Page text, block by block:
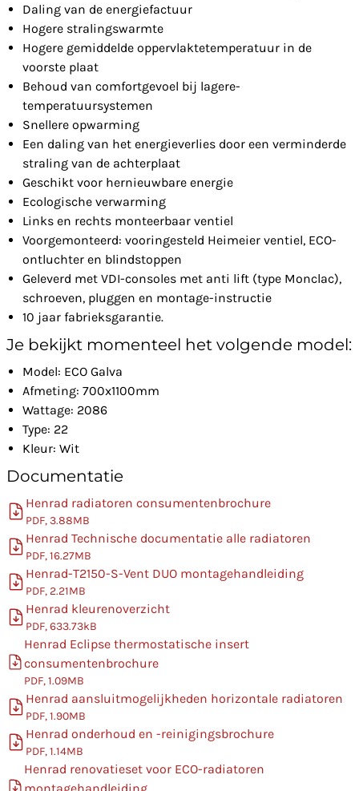
Daling van de energiefactuur
Hogere stralingswarmte
Hogere gemiddelde oppervlaktetemperatuur in de
voorste plaat
Behoud van comfortgevoel bij lagere-
temperatuursystemen
Snellere opwarming
Een daling van het energieverlies door een verminderde
straling van de achterplaat
Geschikt voor hernieuwbare energie
Ecologische verwarming
Links en rechts monteerbaar ventiel
Voorgemonteerd: vooringesteld Heimeier ventiel, ECO-
ontluchter en blindstoppen
Geleverd met VDI-consoles met anti lift (type Monclac),
schroeven, pluggen en montage-instructie
10 jaar fabrieksgarantie.
Je bekijkt momenteel het volgende model:
Model: ECO Galva
Afmeting: 700x1100mm
Wattage: 2086
Type: 22
Kleur: Wit
Documentatie
Henrad radiatoren consumentenbrochure
PDF, 3.88MB
Henrad Technische documentatie alle radiatoren
PDF, 16.27MB
Henrad-T2150-S-Vent DUO montagehandleiding
PDF, 2.21MB
Henrad kleurenoverzicht
PDF, 633.73kB
Henrad Eclipse thermostatische insert
consumentenbrochure
PDF, 1.09MB
Henrad aansluitmogelijkheden horizontale radiatoren
PDF, 1.90MB
Henrad onderhoud en -reinigingsbrochure
PDF, 1.14MB
Henrad renovatieset voor ECO-radiatoren